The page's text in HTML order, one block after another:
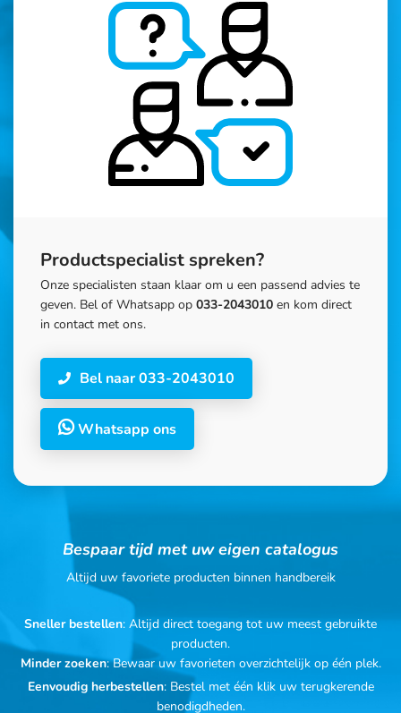
Productspecialist spreken?
Onze specialisten staan klaar om u een passend advies te
geven. Bel of Whatsapp op 033-2043010 en kom direct
in contact met ons.
Bel naar 033-2043010
Whatsapp ons
Bespaar tijd met uw eigen catalogus
Altijd uw favoriete producten binnen handbereik
Sneller bestellen: Altijd direct toegang tot uw meest gebruikte
producten.
Minder zoeken: Bewaar uw favorieten overzichtelijk op één plek.
Eenvoudig herbestellen: Bestel met één klik uw terugkerende
benodigdheden.